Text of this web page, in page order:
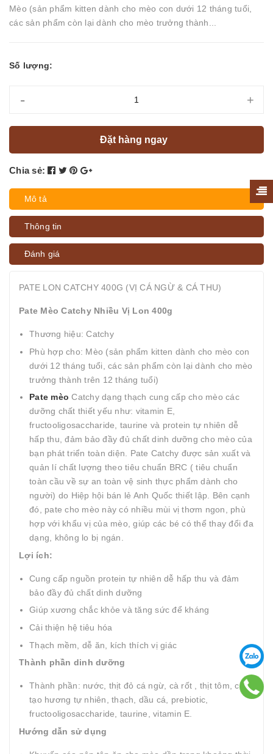
Mèo (sản phẩm kitten dành cho mèo con dưới 12 tháng tuổi,
các sản phẩm còn lại dành cho mèo trưởng thành...
Số lượng:
- +
Đặt hàng ngay
Chia sẻ:
Mô tả
Thông tin
Đánh giá
PATE LON CATCHY 400G (VỊ CÁ NGỪ & CÁ THU)
Pate Mèo Catchy Nhiều Vị Lon 400g
Thương hiệu: Catchy
Phù hợp cho: Mèo (sản phẩm kitten dành cho mèo con
dưới 12 tháng tuổi, các sản phẩm còn lại dành cho mèo
trưởng thành trên 12 tháng tuổi)
Pate mèo Catchy dạng thạch cung cấp cho mèo các
dưỡng chất thiết yếu như: vitamin E,
fructooligosaccharide, taurine và protein tự nhiên dễ
hấp thu, đảm bảo đầy đủ chất dinh dưỡng cho mèo của
bạn phát triển toàn diện. Pate Catchy được sản xuất và
quản lí chất lượng theo tiêu chuẩn BRC ( tiêu chuẩn
toàn cầu về sự an toàn vệ sinh thực phẩm dành cho
người) do Hiệp hội bán lẻ Anh Quốc thiết lập. Bên cạnh
đó, pate cho mèo này có nhiều mùi vị thơm ngon, phù
hợp với khẩu vị của mèo, giúp các bé có thể thay đổi đa
dạng, không lo bị ngán.
Lợi ích:
Cung cấp nguồn protein tự nhiên dễ hấp thu và đảm
bảo đầy đủ chất dinh dưỡng
Giúp xương chắc khỏe và tăng sức để kháng
Cải thiện hệ tiêu hóa
Thạch mềm, dễ ăn, kích thích vị giác
Thành phần dinh dưỡng
Thành phần: nước, thịt đỏ cá ngừ, cà rốt , thịt tôm, chất
tạo hương tự nhiên, thạch, dầu cá, prebiotic,
fructooligosaccharide, taurine, vitamin E.
Hướng dẫn sử dụng